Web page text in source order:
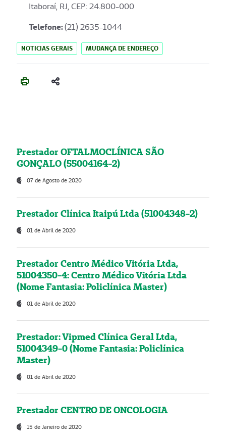
Itaboraí, RJ, CEP: 24.800-000
Telefone:(21) 2635-1044
NOTICIAS GERAIS MUDANÇA DE ENDEREÇO
Prestador OFTALMOCLÍNICA SÃO
GONÇALO (55004164-2)
07 de Agosto de 2020
Prestador Clínica Itaipú Ltda (51004348-2)
01 de Abril de 2020
Prestador Centro Médico Vitória Ltda,
51004350-4: Centro Médico Vitória Ltda
(Nome Fantasia: Policlínica Master)
01 de Abril de 2020
Prestador: Vipmed Clínica Geral Ltda,
51004349-0 (Nome Fantasia: Policlínica
Master)
01 de Abril de 2020
Prestador CENTRO DE ONCOLOGIA
15 de Janeiro de 2020